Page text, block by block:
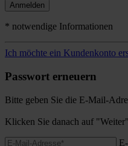
Anmelden
* notwendige Informationen
Ich möchte ein Kundenkonto
Passwort erneuern
Bitte geben Sie die E-Mail-
Klicken Sie danach auf